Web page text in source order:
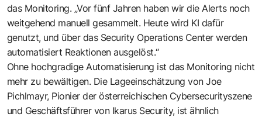
das Monitoring. „Vor fünf Jahren haben wir die Alerts noch
weitgehend manuell gesammelt. Heute wird KI dafür
genutzt, und über das Security Operations Center werden
automatisiert Reaktionen ausgelöst.“
Ohne hochgradige Automatisierung ist das Monitoring nicht
mehr zu bewältigen. Die Lageeinschätzung von Joe
Pichlmayr, Pionier der österreichischen Cybersecurityszene
und Geschäftsführer von Ikarus Security, ist ähnlich